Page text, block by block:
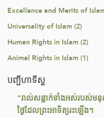
Excellence and Merits of
Universality of Islam (2)
Human Rights in Islam (2)
Animal Rights in Islam (1)
បញ្ជីហាទីស្ហ
“រាល់សន្លាក់ទាំងអស់របស់មនុស្
ថ្ងៃដែលព្រះអាទិត្យរះឡើង។